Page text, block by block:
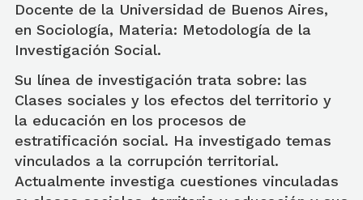
Docente de la Universidad de Buenos Aires,
en Sociología, Materia: Metodología de la
Investigación Social.
Su línea de investigación trata sobre: las
Clases sociales y los efectos del territorio y
la educación en los procesos de
estratificación social. Ha investigado temas
vinculados a la corrupción territorial.
Actualmente investiga cuestiones vinculadas